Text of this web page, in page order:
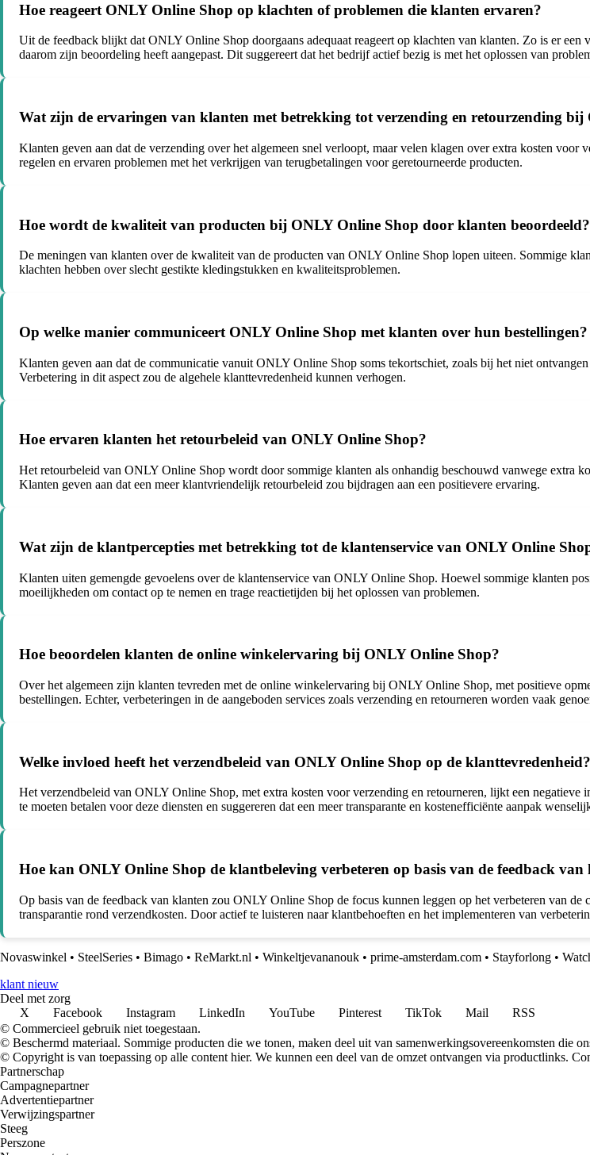
Hoe reageert ONLY Online Shop op klachten of problemen die klanten ervaren?
Uit de feedback blijkt dat ONLY Online Shop doorgaans adequaat reageert op klachten van klanten. Zo is er
daarom zijn beoordeling heeft aangepast. Dit suggereert dat het bedrijf actief bezig is met het oplossen van
Wat zijn de ervaringen van klanten met betrekking tot verzending en retourzending bij
Klanten geven aan dat de verzending over het algemeen snel verloopt, maar velen klagen over extra kosten
regelen en ervaren problemen met het verkrijgen van terugbetalingen voor geretourneerde producten.
Hoe wordt de kwaliteit van producten bij ONLY Online Shop door klanten beoordeeld?
De meningen van klanten over de kwaliteit van de producten van ONLY Online Shop lopen uiteen. Sommige
klachten hebben over slecht gestikte kledingstukken en kwaliteitsproblemen.
Op welke manier communiceert ONLY Online Shop met klanten over hun bestellingen?
Klanten geven aan dat de communicatie vanuit ONLY Online Shop soms tekortschiet, zoals bij het niet
Verbetering in dit aspect zou de algehele klanttevredenheid kunnen verhogen.
Hoe ervaren klanten het retourbeleid van ONLY Online Shop?
Het retourbeleid van ONLY Online Shop wordt door sommige klanten als onhandig beschouwd vanwege extra
Klanten geven aan dat een meer klantvriendelijk retourbeleid zou bijdragen aan een positievere ervaring.
Wat zijn de klantpercepties met betrekking tot de klantenservice van ONLY Online
Klanten uiten gemengde gevoelens over de klantenservice van ONLY Online Shop. Hoewel sommige klanten
moeilijkheden om contact op te nemen en trage reactietijden bij het oplossen van problemen.
Hoe beoordelen klanten de online winkelervaring bij ONLY Online Shop?
Over het algemeen zijn klanten tevreden met de online winkelervaring bij ONLY Online Shop, met positieve
bestellingen. Echter, verbeteringen in de aangeboden services zoals verzending en retourneren worden vaak
Welke invloed heeft het verzendbeleid van ONLY Online Shop op de klanttevredenheid?
Het verzendbeleid van ONLY Online Shop, met extra kosten voor verzending en retourneren, lijkt een
te moeten betalen voor deze diensten en suggereren dat een meer transparante en kostenefficiënte aanpak
Hoe kan ONLY Online Shop de klantbeleving verbeteren op basis van de feedback van
Op basis van de feedback van klanten zou ONLY Online Shop de focus kunnen leggen op het verbeteren van
transparantie rond verzendkosten. Door actief te luisteren naar klantbehoeften en het implementeren van
Novaswinkel • SteelSeries • Bimago • ReMarkt.nl • Winkeltjevananouk • prime-amsterdam.com • Stayforlong •
klant nieuw
Deel met zorg
X
Facebook Instagram LinkedIn YouTube Pinterest TikTok Mail
RSS
© Commercieel gebruik niet toegestaan.
© Beschermd materiaal. Sommige producten die we tonen, maken deel uit van samenwerkingsovereenkomsten die
© Copyright is van toepassing op alle content hier. We kunnen een deel van de omzet ontvangen via productlinks.
Partnerschap
Campagnepartner
Advertentiepartner
Verwijzingspartner
Steeg
Perszone